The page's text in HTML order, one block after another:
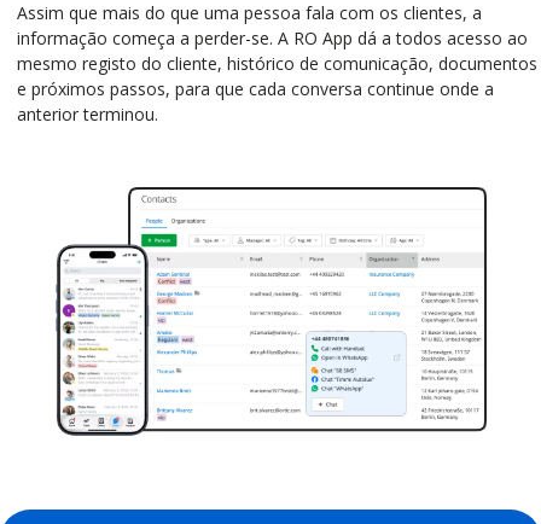
Assim que mais do que uma pessoa fala com os clientes, a
informação começa a perder-se. A RO App dá a todos acesso ao
mesmo registo do cliente, histórico de comunicação, documentos
e próximos passos, para que cada conversa continue onde a
anterior terminou.